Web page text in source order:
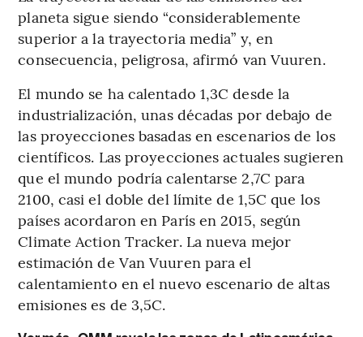
planeta sigue siendo “considerablemente
superior a la trayectoria media” y, en
consecuencia, peligrosa, afirmó van Vuuren.
El mundo se ha calentado 1,3C desde la
industrialización, unas décadas por debajo de
las proyecciones basadas en escenarios de los
científicos. Las proyecciones actuales sugieren
que el mundo podría calentarse 2,7C para
2100, casi el doble del límite de 1,5C que los
países acordaron en París en 2015, según
Climate Action Tracker. La nueva mejor
estimación de Van Vuuren para el
calentamiento en el nuevo escenario de altas
emisiones es de 3,5C.